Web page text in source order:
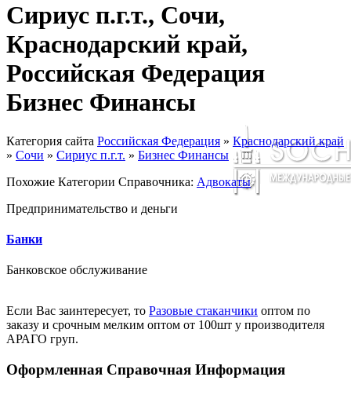
Сириус п.г.т., Сочи,
Краснодарский край,
Российская Федерация
Бизнес Финансы
Категория сайта Российская Федерация » Краснодарский край
» Сочи » Сириус п.г.т. » Бизнес Финансы
Похожие Категории Справочника: Адвокаты
Предпринимательство и деньги
Банки
Банковское обслуживание
Если Вас заинтересует, то Разовые стаканчики оптом по
заказу и срочным мелким оптом от 100шт у производителя
АРАГО груп.
Оформленная Справочная Информация